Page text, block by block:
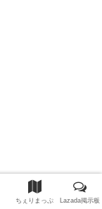
ちぇりまっぷ Lazada掲示板